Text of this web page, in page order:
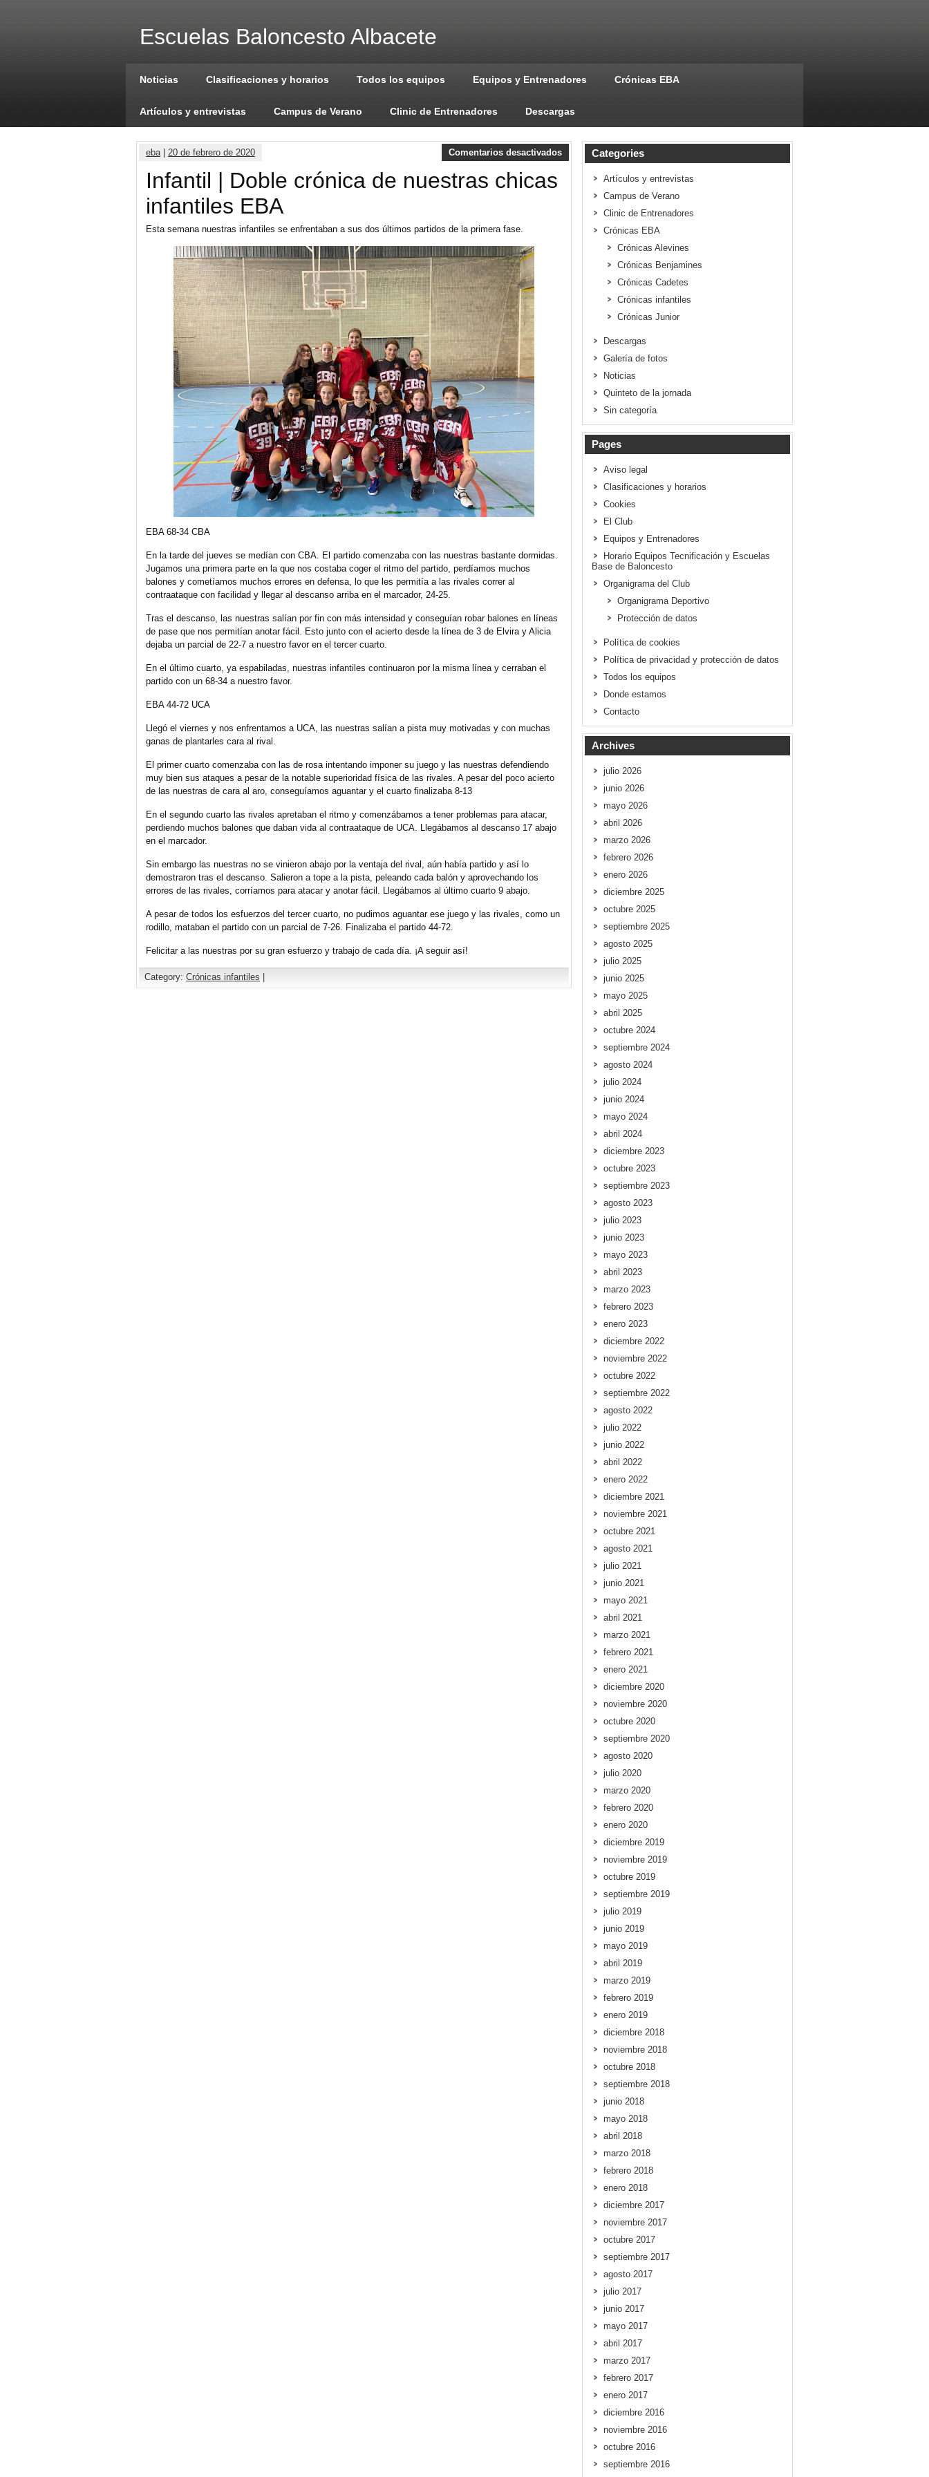
Escuelas Baloncesto Albacete
Noticias Clasificaciones y horarios Todos los equipos Equipos y Entrenadores Crónicas EBA
Artículos y entrevistas Campus de Verano Clinic de Entrenadores Descargas
eba| 20 de febrero de 2020 Comentarios desactivados
Infantil | Doble crónica de nuestras chicas
infantiles EBA
Esta semana nuestras infantiles se enfrentaban a sus dos últimos partidos de la primera fase.
EBA 68-34 CBA
En la tarde del jueves se medían con CBA. El partido comenzaba con las nuestras bastante dormidas.
Jugamos una primera parte en la que nos costaba coger el ritmo del partido, perdíamos muchos
balones y cometíamos muchos errores en defensa, lo que les permitía a las rivales correr al
contraataque con facilidad y llegar al descanso arriba en el marcador, 24-25.
Tras el descanso, las nuestras salían por fin con más intensidad y conseguían robar balones en líneas
de pase que nos permitían anotar fácil. Esto junto con el acierto desde la línea de 3 de Elvira y Alicia
dejaba un parcial de 22-7 a nuestro favor en el tercer cuarto.
En el último cuarto, ya espabiladas, nuestras infantiles continuaron por la misma línea y cerraban el
partido con un 68-34 a nuestro favor.
EBA 44-72 UCA
Llegó el viernes y nos enfrentamos a UCA, las nuestras salían a pista muy motivadas y con muchas
ganas de plantarles cara al rival.
El primer cuarto comenzaba con las de rosa intentando imponer su juego y las nuestras defendiendo
muy bien sus ataques a pesar de la notable superioridad física de las rivales. A pesar del poco acierto
de las nuestras de cara al aro, conseguíamos aguantar y el cuarto finalizaba 8-13
En el segundo cuarto las rivales apretaban el ritmo y comenzábamos a tener problemas para atacar,
perdiendo muchos balones que daban vida al contraataque de UCA. Llegábamos al descanso 17 abajo
en el marcador.
Sin embargo las nuestras no se vinieron abajo por la ventaja del rival, aún había partido y así lo
demostraron tras el descanso. Salieron a tope a la pista, peleando cada balón y aprovechando los
errores de las rivales, corríamos para atacar y anotar fácil. Llegábamos al último cuarto 9 abajo.
A pesar de todos los esfuerzos del tercer cuarto, no pudimos aguantar ese juego y las rivales, como un
rodillo, mataban el partido con un parcial de 7-26. Finalizaba el partido 44-72.
Felicitar a las nuestras por su gran esfuerzo y trabajo de cada día. ¡A seguir así!
Category: Crónicas infantiles
Categories
Artículos y entrevistas
Campus de Verano
Clinic de Entrenadores
Crónicas EBA
Crónicas Alevines
Crónicas Benjamines
Crónicas Cadetes
Crónicas infantiles
Crónicas Junior
Descargas
Galería de fotos
Noticias
Quinteto de la jornada
Sin categoría
Pages
Aviso legal
Clasificaciones y horarios
Cookies
El Club
Equipos y Entrenadores
Horario Equipos Tecnificación y Escuelas
Base de Baloncesto
Organigrama del Club
Organigrama Deportivo
Protección de datos
Política de cookies
Política de privacidad y protección de datos
Todos los equipos
Donde estamos
Contacto
Archives
julio 2026
junio 2026
mayo 2026
abril 2026
marzo 2026
febrero 2026
enero 2026
diciembre 2025
octubre 2025
septiembre 2025
agosto 2025
julio 2025
junio 2025
mayo 2025
abril 2025
octubre 2024
septiembre 2024
agosto 2024
julio 2024
junio 2024
mayo 2024
abril 2024
diciembre 2023
octubre 2023
septiembre 2023
agosto 2023
julio 2023
junio 2023
mayo 2023
abril 2023
marzo 2023
febrero 2023
enero 2023
diciembre 2022
noviembre 2022
octubre 2022
septiembre 2022
agosto 2022
julio 2022
junio 2022
abril 2022
enero 2022
diciembre 2021
noviembre 2021
octubre 2021
agosto 2021
julio 2021
junio 2021
mayo 2021
abril 2021
marzo 2021
febrero 2021
enero 2021
diciembre 2020
noviembre 2020
octubre 2020
septiembre 2020
agosto 2020
julio 2020
marzo 2020
febrero 2020
enero 2020
diciembre 2019
noviembre 2019
octubre 2019
septiembre 2019
julio 2019
junio 2019
mayo 2019
abril 2019
marzo 2019
febrero 2019
enero 2019
diciembre 2018
noviembre 2018
octubre 2018
septiembre 2018
junio 2018
mayo 2018
abril 2018
marzo 2018
febrero 2018
enero 2018
diciembre 2017
noviembre 2017
octubre 2017
septiembre 2017
agosto 2017
julio 2017
junio 2017
mayo 2017
abril 2017
marzo 2017
febrero 2017
enero 2017
diciembre 2016
noviembre 2016
octubre 2016
septiembre 2016